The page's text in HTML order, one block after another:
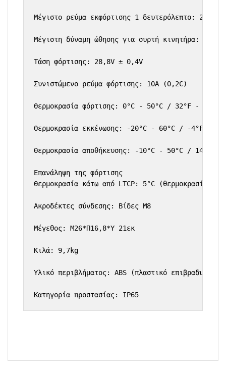
Μέγιστο ρεύμα εκφόρτισης 1 δευτερόλεπτο: 250A
Μέγιστη δύναμη ώθησης για συρτή κινητήρα: 100
Τάση φόρτισης: 28,8V ± 0,4V
Συνιστώμενο ρεύμα φόρτισης: 10A (0,2C)
Θερμοκρασία φόρτισης: 0°C - 50°C / 32°F - 122°F
Θερμοκρασία εκκένωσης: -20°C - 60°C / -4°F -
Θερμοκρασία αποθήκευσης: -10°C - 50°C / 14°F -
Επανάληψη της φόρτισης
Θερμοκρασία κάτω από LTCP: 5°C (θερμοκρασία
Ακροδέκτες σύνδεσης: Βίδες M8
Μέγεθος: Μ26*Π16,8*Υ 21εκ
Κιλά: 9,7kg
Υλικό περιβλήματος: ABS (πλαστικό
Κατηγορία προστασίας: IP65